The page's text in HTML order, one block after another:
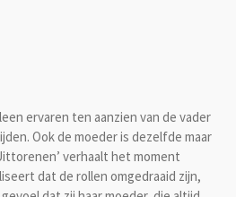
ervaren ten aanzien van de vader
Ook de moeder is dezelfde maar
verhaalt het moment
dat de rollen omgedraaid zijn,